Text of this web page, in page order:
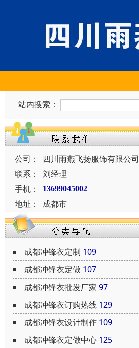
站内搜索：
公司：
四川雨燕飞扬服饰有限公司
联系：
刘经理
手机：
13699045002
地址： 成都市
成都冲锋衣定制 109
成都冲锋衣定做 107
成都冲锋衣批发厂家 97
成都冲锋衣订购热线 129
成都冲锋衣设计制作 109
成都冲锋衣定做中心 125